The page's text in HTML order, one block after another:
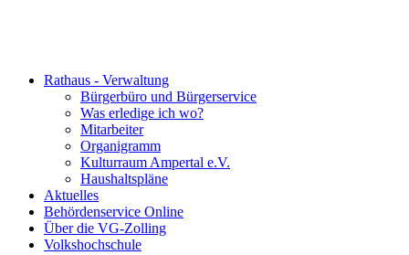
Rathaus - Verwaltung
Bürgerbüro und Bürgerservice
Was erledige ich wo?
Mitarbeiter
Organigramm
Kulturraum Ampertal e.V.
Haushaltspläne
Aktuelles
Behördenservice Online
Über die VG-Zolling
Volkshochschule